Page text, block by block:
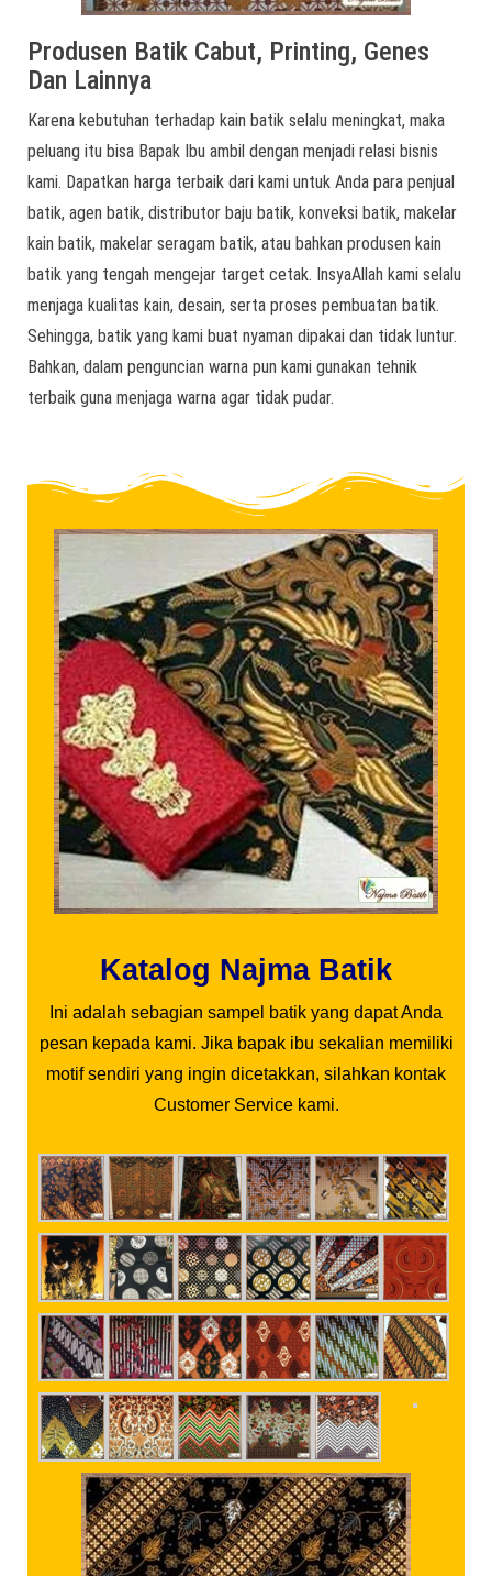
Produsen Batik Cabut, Printing, Genes
Dan Lainnya
Karena kebutuhan terhadap kain batik selalu meningkat, maka
peluang itu bisa Bapak Ibu ambil dengan menjadi relasi bisnis
kami. Dapatkan harga terbaik dari kami untuk Anda para penjual
batik, agen batik, distributor baju batik, konveksi batik, makelar
kain batik, makelar seragam batik, atau bahkan produsen kain
batik yang tengah mengejar target cetak. InsyaAllah kami selalu
menjaga kualitas kain, desain, serta proses pembuatan batik.
Sehingga, batik yang kami buat nyaman dipakai dan tidak luntur.
Bahkan, dalam penguncian warna pun kami gunakan tehnik
terbaik guna menjaga warna agar tidak pudar.
Katalog Najma Batik
Ini adalah sebagian sampel batik yang dapat Anda
pesan kepada kami. Jika bapak ibu sekalian memiliki
motif sendiri yang ingin dicetakkan, silahkan kontak
Customer Service kami.